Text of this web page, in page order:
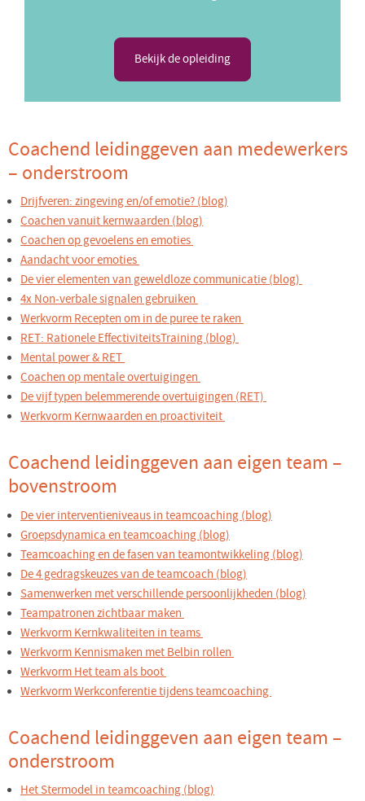
Bekijk de opleiding
Coachend leidinggeven aan medewerkers
– onderstroom
Drijfveren: zingeving en/of emotie? (blog)
Coachen vanuit kernwaarden (blog)
Coachen op gevoelens en emoties
Aandacht voor emoties
De vier elementen van geweldloze communicatie (blog)
4x Non-verbale signalen gebruiken
Werkvorm Recepten om in de puree te raken
RET: Rationele EffectiviteitsTraining (blog)
Mental power & RET
Coachen op mentale overtuigingen
De vijf typen belemmerende overtuigingen (RET)
Werkvorm Kernwaarden en proactiviteit
Coachend leidinggeven aan eigen team –
bovenstroom
De vier interventieniveaus in teamcoaching (blog)
Groepsdynamica en teamcoaching (blog)
Teamcoaching en de fasen van teamontwikkeling (blog)
De 4 gedragskeuzes van de teamcoach (blog)
Samenwerken met verschillende persoonlijkheden (blog)
Teampatronen zichtbaar maken
Werkvorm Kernkwaliteiten in teams
Werkvorm Kennismaken met Belbin rollen
Werkvorm Het team als boot
Werkvorm Werkconferentie tijdens teamcoaching
Coachend leidinggeven aan eigen team –
onderstroom
Het Stermodel in teamcoaching (blog)